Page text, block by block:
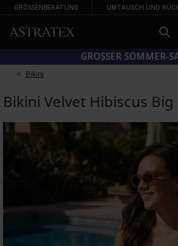
GRÖSSENBERATUNG UMTAUSCH UND
CODE BRA20 = BHs
Bikini
Bikini Velvet Hibiscus Big